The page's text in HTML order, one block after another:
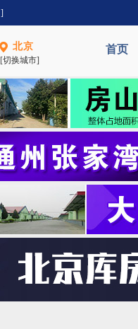
]
北京
[切换城市]
首页